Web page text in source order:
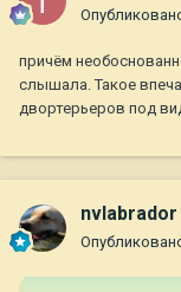
причём
слышала. Такое
двортерьеров под
nvlabrador